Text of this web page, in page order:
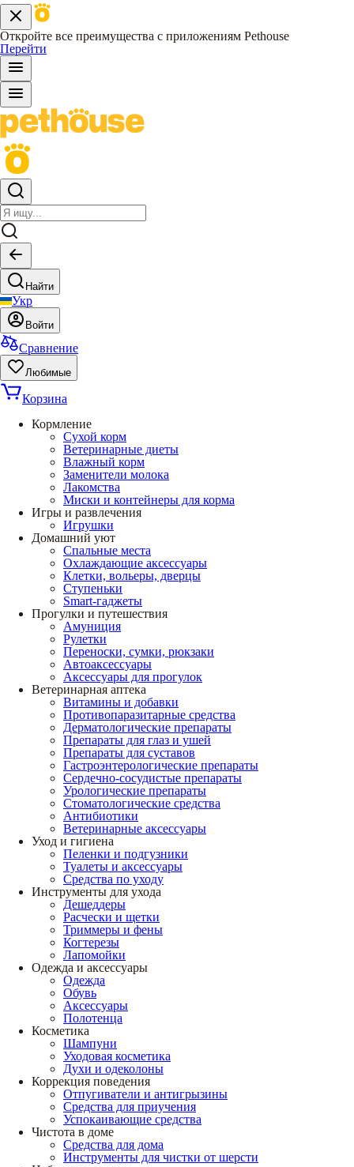
Откройте все преимущества с приложениям Pethouse
Перейти
Найти
Укр
Войти
Сравнение
Любимые
Корзина
Кормление
Сухой корм
Ветеринарные диеты
Влажный корм
Заменители молока
Лакомства
Миски и контейнеры для корма
Игры и развлечения
Игрушки
Домашний уют
Спальные места
Охлаждающие аксессуары
Клетки, вольеры, дверцы
Ступеньки
Smart-гаджеты
Прогулки и путешествия
Амуниция
Рулетки
Переноски, сумки, рюкзаки
Автоаксессуары
Аксессуары для прогулок
Ветеринарная аптека
Витамины и добавки
Противопаразитарные средства
Дерматологические препараты
Препараты для глаз и ушей
Препараты для суставов
Гастроэнтерологические препараты
Сердечно-сосудистые препараты
Урологические препараты
Стоматологические средства
Антибиотики
Ветеринарные аксессуары
Уход и гигиена
Пеленки и подгузники
Туалеты и аксессуары
Средства по уходу
Инструменты для ухода
Дешеддеры
Расчески и щетки
Триммеры и фены
Когтерезы
Лапомойки
Одежда и аксессуары
Одежда
Обувь
Аксессуары
Полотенца
Косметика
Шампуни
Уходовая косметика
Духи и одеколоны
Коррекция поведения
Отпугиватели и антигрызины
Средства для приучения
Успокаивающие средства
Чистота в доме
Средства для дома
Инструменты для чистки от шерсти